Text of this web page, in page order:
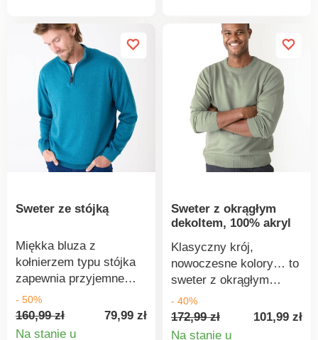
błyskawiczny z przodu.
Dekolt typu bomber.
Długie rękawy. Prosty
dół. Ściągacz u dołu.
Certyfikat „Made in
Green” OEKO-TEX®.
Oprócz weryfikacji
kilkuset substancji
chemicznych
wysokiego poziomu
certyfikat ten gwarantuje
przemyślane zasady
produkcji i kontrolowane
(certyfikat STeP).
Można prać w pralce.
dołu. Można prać w
Sweter ze stójką
Miękka bluza z
kołnierzem typu stójka
zapewnia przyjemne
ciepło. Wykonana z
wysokiej jakości
bawełny. Kołnierz typu
- 50%
160,99 zł
79,99 zł
Na stanie u
Sweter z okrągłym
dekoltem, 100% akryl
Klasyczny krój,
nowoczesne kolory… to
sweter z okrągłym
dekoltem. Wykonany z
łatwego w pielęgnacji
materiału. Okrągły
- 40%
172,99 zł
101,99 zł
Na stanie u